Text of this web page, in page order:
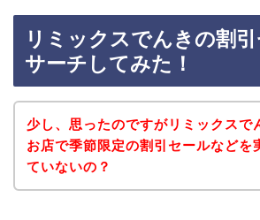
リミックスでんきの割
サーチしてみた！
少し、思ったのですがリミックスで
お店で季節限定の割引セールなどを
ていないの？